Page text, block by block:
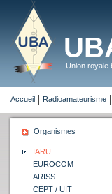
Union royale
Accueil Radioamateurisme
Organismes
IARU
EUROCOM
ARISS
CEPT / UIT